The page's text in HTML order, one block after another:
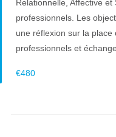
Relationnelle, Affective
professionnels. Les
une réflexion sur la place
professionnels et
€480